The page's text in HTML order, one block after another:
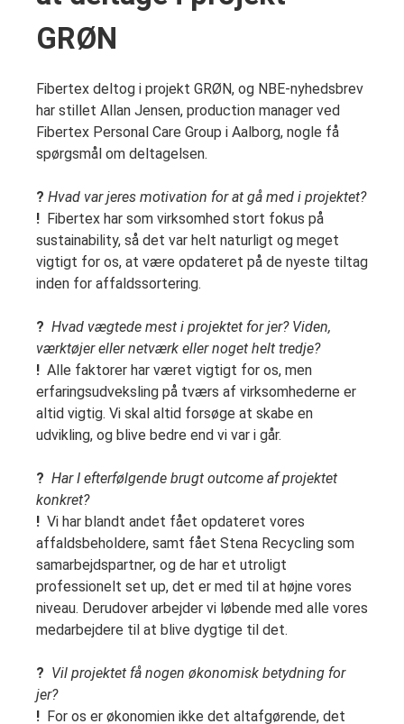
GRØN
Fibertex deltog i projekt GRØN, og NBE-nyhedsbrev
har stillet Allan Jensen, production manager ved
Fibertex Personal Care Group i Aalborg, nogle få
spørgsmål om deltagelsen.
? Hvad var jeres motivation for at gå med i projektet?
! Fibertex har som virksomhed stort fokus på
sustainability, så det var helt naturligt og meget
vigtigt for os, at være opdateret på de nyeste tiltag
inden for affaldssortering.
? Hvad vægtede mest i projektet for jer? Viden,
værktøjer eller netværk eller noget helt tredje?
! Alle faktorer har været vigtigt for os, men
erfaringsudveksling på tværs af virksomhederne er
altid vigtig. Vi skal altid forsøge at skabe en
udvikling, og blive bedre end vi var i går.
? Har I efterfølgende brugt outcome af projektet
konkret?
! Vi har blandt andet fået opdateret vores
affaldsbeholdere, samt fået Stena Recycling som
samarbejdspartner, og de har et utroligt
professionelt set up, det er med til at højne vores
niveau. Derudover arbejder vi løbende med alle vores
medarbejdere til at blive dygtige til det.
? Vil projektet få nogen økonomisk betydning for
jer?
! For os er økonomien ikke det altafgørende, det